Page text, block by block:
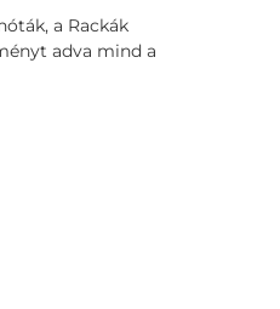
a Rackák
adva mind a